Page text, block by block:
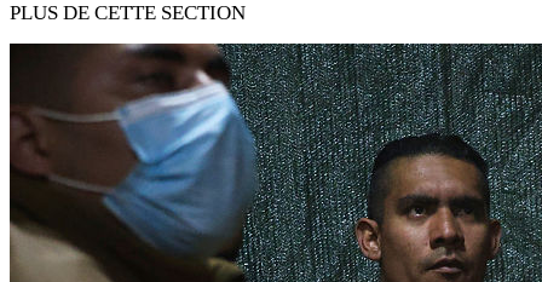
PLUS DE CETTE SECTION